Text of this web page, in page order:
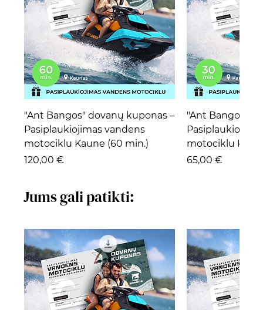
"Ant Bangos" dovanų kuponas –
Pasiplaukiojimas vandens
motociklu Kaune (60 min.)
Kaina
120,00 €
"Ant Bangos"
motociklu
Kaina
65,00 €
Jums gali patikti: